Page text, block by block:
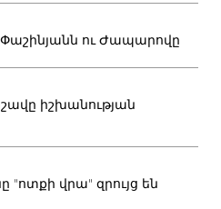
Փաշինյանն ու Ժապարովը
իշխանության
"ոտքի վրա" զրույց են